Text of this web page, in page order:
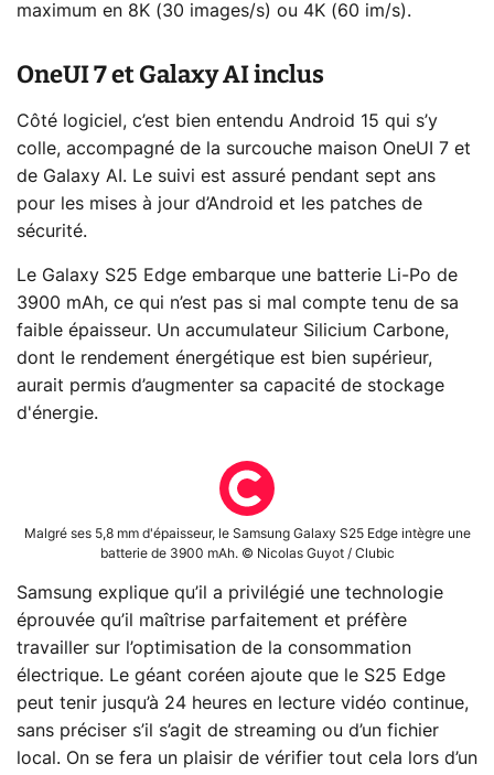
maximum en 8K (30 images/s) ou 4K (60 im/s).
OneUI 7 et Galaxy AI inclus
Côté logiciel, c’est bien entendu Android 15 qui s’y
colle, accompagné de la surcouche maison OneUI 7 et
de Galaxy AI. Le suivi est assuré pendant sept ans
pour les mises à jour d’Android et les patches de
sécurité.
Le Galaxy S25 Edge embarque une batterie Li-Po de
3900 mAh, ce qui n’est pas si mal compte tenu de sa
faible épaisseur. Un accumulateur Silicium Carbone,
dont le rendement énergétique est bien supérieur,
aurait permis d’augmenter sa capacité de stockage
d'énergie.
Malgré ses 5,8 mm d'épaisseur, le Samsung Galaxy S25 Edge intègre une
batterie de 3900 mAh. © Nicolas Guyot / Clubic
Samsung explique qu’il a privilégié une technologie
éprouvée qu’il maîtrise parfaitement et préfère
travailler sur l’optimisation de la consommation
électrique. Le géant coréen ajoute que le S25 Edge
peut tenir jusqu’à 24 heures en lecture vidéo continue,
sans préciser s’il s’agit de streaming ou d’un fichier
local. On se fera un plaisir de vérifier tout cela lors d’un